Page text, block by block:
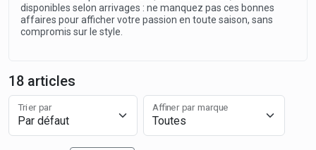
disponibles selon arrivages : ne manquez pas ces bonnes
affaires pour afficher votre passion en toute saison, sans
compromis sur le style.
18 articles
Trier par Affiner par marque